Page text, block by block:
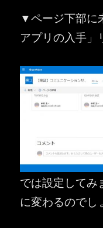
▼ページ下部に
アプリの入手」
では設定してみ
に変わるのでし